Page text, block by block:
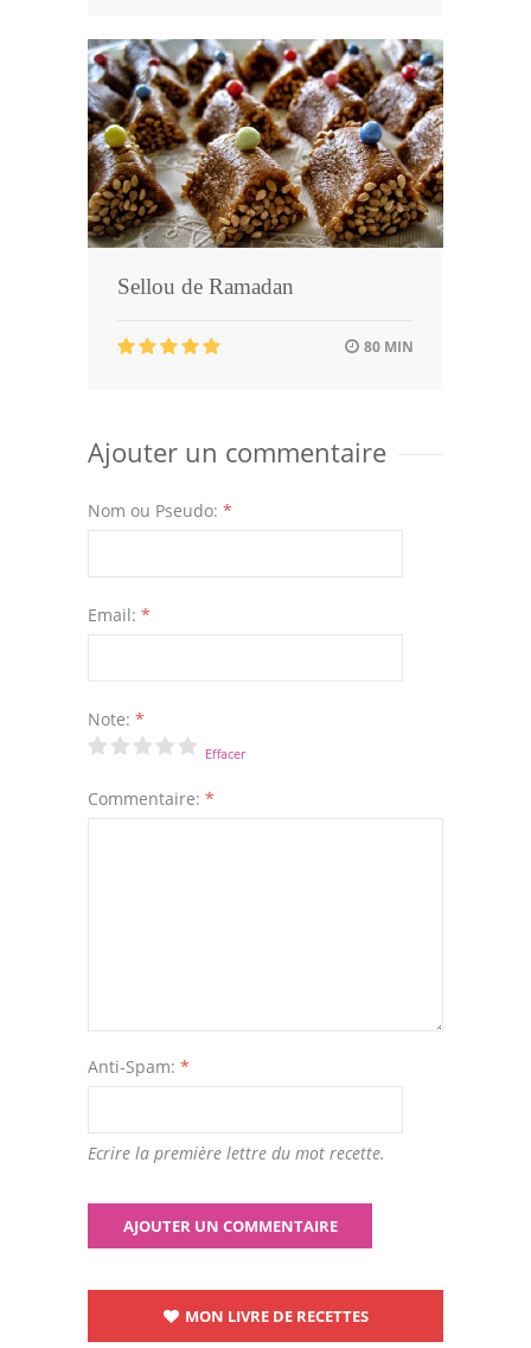
Sellou de Ramadan
80 MIN
Ajouter un commentaire
Nom ou Pseudo: *
Email: *
Note: *
Effacer
Commentaire: *
Anti-Spam: *
Ecrire la première lettre du mot recette.
MON LIVRE DE RECETTES